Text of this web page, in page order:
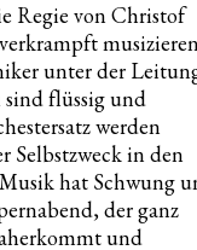
Regie von Christof
unter der
flüssig und
werden
Selbstzweck in den
hat Schwung
der ganz
und